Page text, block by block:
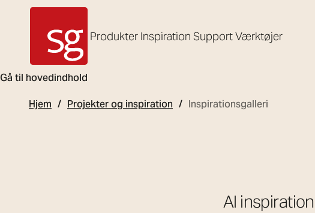
Gå til hovedindhold
SG Armaturen
Produkter Inspiration SupportVærktøjer
Hjem Projekter og inspiration Inspirationsgalleri
Al inspiration